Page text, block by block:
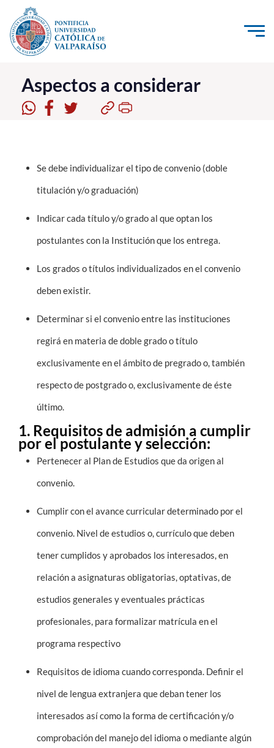
Click acá para ir directamente al contenido
La Universidad
Investigación, Creación e Innovación
Admisión
Pregrado
Postgrado
Formación Continua
English
Aspectos a considerar
Se debe individualizar el tipo de convenio (doble
titulación y/o graduación)
Indicar cada título y/o grado al que optan los
postulantes con la Institución que los entrega.
Los grados o títulos individualizados en el convenio
deben existir.
Determinar si el convenio entre las instituciones
regirá en materia de doble grado o título
exclusivamente en el ámbito de pregrado o, también
respecto de postgrado o, exclusivamente de éste
último.
1. Requisitos de admisión a cumplir
por el postulante y selección:
Pertenecer al Plan de Estudios que da origen al
convenio.
Cumplir con el avance curricular determinado por el
convenio. Nivel de estudios o, currículo que deben
tener cumplidos y aprobados los interesados, en
relación a asignaturas obligatorias, optativas, de
estudios generales y eventuales prácticas
profesionales, para formalizar matrícula en el
programa respectivo
Requisitos de idioma cuando corresponda. Definir el
nivel de lengua extranjera que deban tener los
interesados así como la forma de certificación y/o
comprobación del manejo del idioma o mediante algún